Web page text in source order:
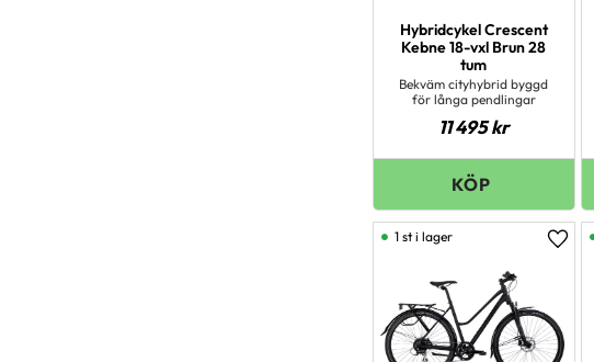
Hybridcykel Crescent
Kebne 18-vxl Brun 28
tum
Bekväm cityhybrid byggd
för långa pendlingar
11 495kr
1 st i lager